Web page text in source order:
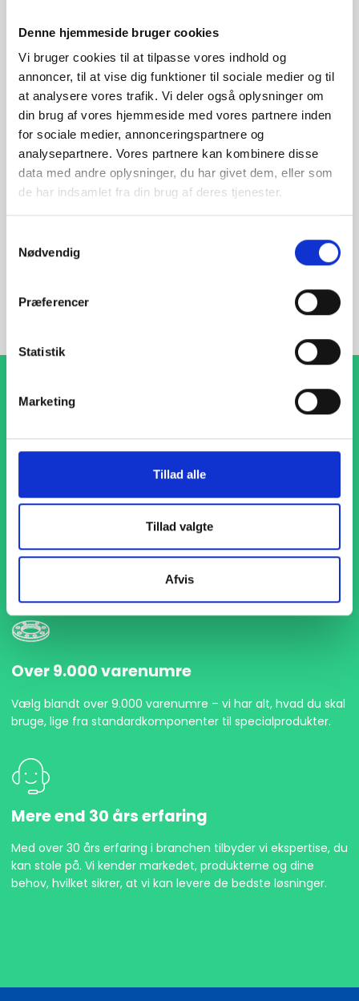
Denne hjemmeside bruger cookies
Vi bruger cookies til at tilpasse vores indhold og
annoncer, til at vise dig funktioner til sociale medier og til
at analysere vores trafik. Vi deler også oplysninger om
din brug af vores hjemmeside med vores partnere inden
for sociale medier, annonceringspartnere og
analysepartnere. Vores partnere kan kombinere disse
data med andre oplysninger, du har givet dem, eller som
de har indsamlet fra din brug af deres tjenester.
Nødvendig
Præferencer
Statistik
Marketing
Tillad alle
Tillad valgte
Afvis
Har du spørgsmål?
Vi står klar til at hjælpe med spørgsmål om produkter,
service eller andet. Kontakt os for professionel rådgivning
og sparring.
1-4 dages levering
Med hurtig levering på kun 1-4 dage sikrer vi, at dine
præcist og til tiden, så du kan holde dit produktionsflow
Over 9.000 varenumre
Vælg blandt over 9.000 varenumre – vi har alt, hvad du skal
bruge, lige fra standardkomponenter til specialprodukter.
Mere end 30 års erfaring
Med over 30 års erfaring i branchen tilbyder vi ekspertise, du
kan stole på. Vi kender markedet, produkterne og dine
behov, hvilket sikrer, at vi kan levere de bedste løsninger.